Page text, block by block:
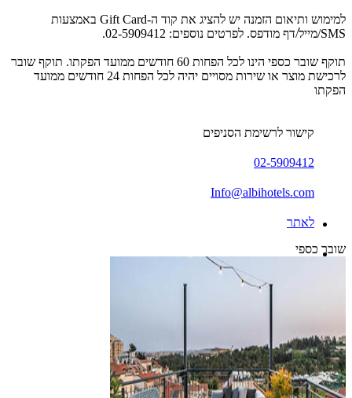
למימוש ותיאום הזמנה יש להציג את קוד ה-Gift Card באמצעות
SMS/מייל/דף מודפס. לפרטים נוספים: 02-5909412.
תוקף שובר כספי הינו לכל הפחות 60 חודשים ממועד הפקתו. תוקף שובר
לרכישת מוצר או שירות מסויים יהיה לכל הפחות 24 חודשים ממועד
הפקתו
קישור לרשימת הסניפים
02-5909412
Info@albihotels.com
לאתר
שובר כספי